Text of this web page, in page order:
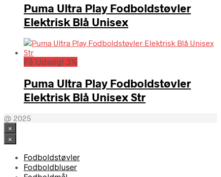
Puma Ultra Play Fodboldstøvler
Elektrisk Blå Unisex
På Udsalg! 3%
Puma Ultra Play Fodboldstøvler
Elektrisk Blå Unisex Str
@ 2025
×
×
Fodboldstøvler
Fodboldbluser